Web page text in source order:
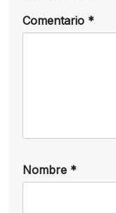
Comentario *
Nombre *